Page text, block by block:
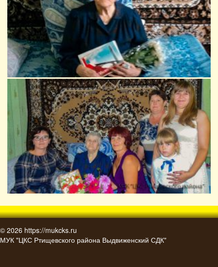
© 2026 https://mukcks.ru
МУК "ЦКС Ртищевского района Выдвиженский СДК"